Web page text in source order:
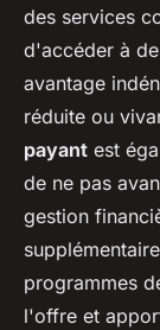
des services
d'accéder à
avantage
réduite ou
payant est
de ne pas
gestion
programmes
l'offre et